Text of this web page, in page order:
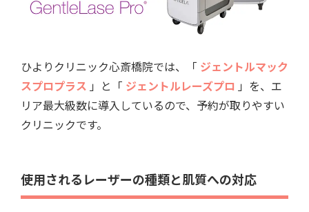
ひよりクリニック心斎橋院では、「 ジェントルマック
スプロプラス 」と「 ジェントルレーズプロ 」を、エ
リア最大級数に導入しているので、予約が取りやすい
クリニックです。
使用されるレーザーの種類と肌質への対応